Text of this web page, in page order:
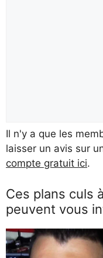
Il n'y a que les
laisser un avis sur
compte gratuit ici.
Ces plans culs
peuvent vous